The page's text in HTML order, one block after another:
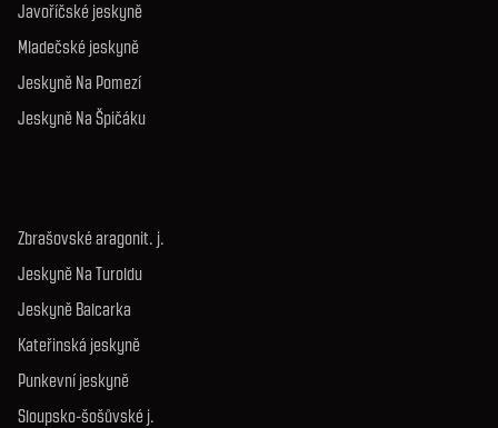
Javoříčské jeskyně
Mladečské jeskyně
Jeskyně Na Pomezí
Jeskyně Na Špičáku
Zbrašovské aragonit. j.
Jeskyně Na Turoldu
Jeskyně Balcarka
Kateřinská jeskyně
Punkevní jeskyně
Sloupsko-šošůvské j.